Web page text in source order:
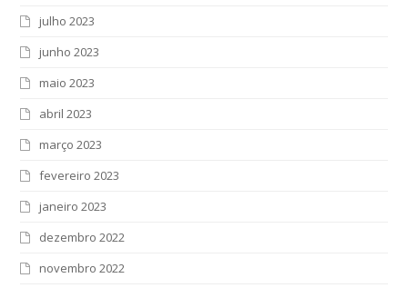
julho 2023
junho 2023
maio 2023
abril 2023
março 2023
fevereiro 2023
janeiro 2023
dezembro 2022
novembro 2022